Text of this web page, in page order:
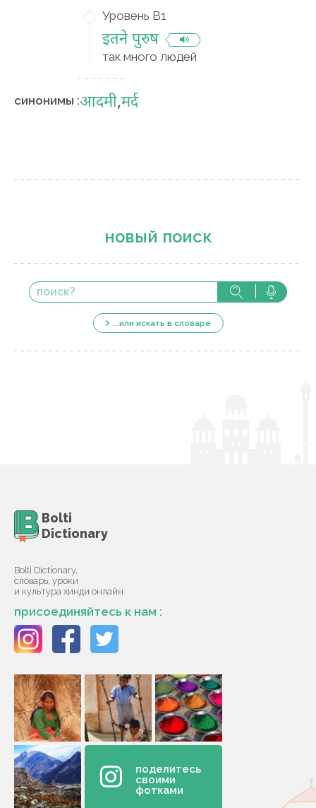
Уровень B1
इतने पुरुष
так много людей
синонимы :आदमी,मर्द
новый поиск
...или искать в словаре
Bolti
Dictionary
Bolti Dictionary,
словарь, уроки
и культура хинди онлайн
присоединяйтесь к нам :
поделитесь
своими
фотками